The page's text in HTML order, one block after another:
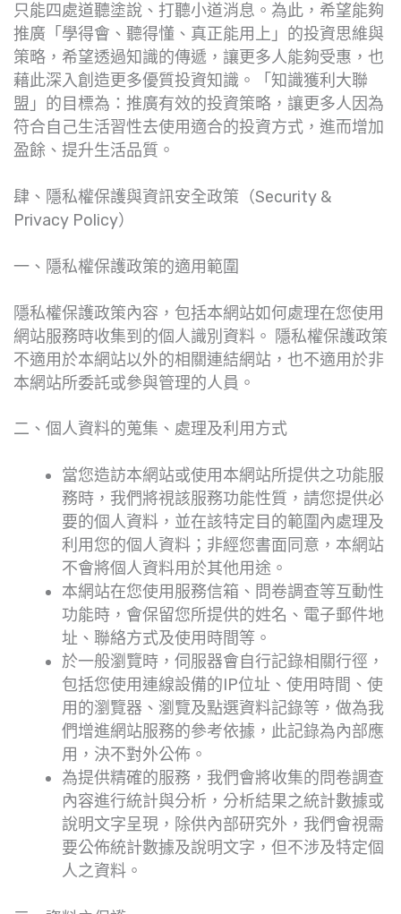
只能四處道聽塗說、打聽小道消息。為此，希望能夠
推廣「學得會、聽得懂、真正能用上」的投資思維與
策略，希望透過知識的傳遞，讓更多人能夠受惠，也
藉此深入創造更多優質投資知識。「知識獲利大聯
盟」的目標為：推廣有效的投資策略，讓更多人因為
符合自己生活習性去使用適合的投資方式，進而增加
盈餘、提升生活品質。
肆、隱私權保護與資訊安全政策（Security &
Privacy Policy）
一、隱私權保護政策的適用範圍
隱私權保護政策內容，包括本網站如何處理在您使用
網站服務時收集到的個人識別資料。 隱私權保護政策
不適用於本網站以外的相關連結網站，也不適用於非
本網站所委託或參與管理的人員。
二、個人資料的蒐集、處理及利用方式
當您造訪本網站或使用本網站所提供之功能服
務時，我們將視該服務功能性質，請您提供必
要的個人資料，並在該特定目的範圍內處理及
利用您的個人資料；非經您書面同意，本網站
不會將個人資料用於其他用途。
本網站在您使用服務信箱、問卷調查等互動性
功能時，會保留您所提供的姓名、電子郵件地
址、聯絡方式及使用時間等。
於一般瀏覽時，伺服器會自行記錄相關行徑，
包括您使用連線設備的IP位址、使用時間、使
用的瀏覽器、瀏覽及點選資料記錄等，做為我
們增進網站服務的參考依據，此記錄為內部應
用，決不對外公佈。
為提供精確的服務，我們會將收集的問卷調查
內容進行統計與分析，分析結果之統計數據或
說明文字呈現，除供內部研究外，我們會視需
要公佈統計數據及說明文字，但不涉及特定個
人之資料。